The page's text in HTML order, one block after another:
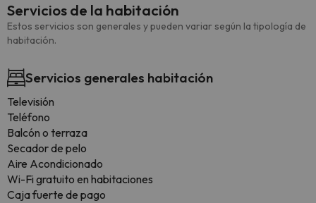
Servicios de la habitación
Estos servicios son generales y pueden variar según la tipología de
habitación.
Servicios generales habitación
Televisión
Teléfono
Balcón o terraza
Secador de pelo
Aire Acondicionado
Wi-Fi gratuito en habitaciones
Caja fuerte de pago